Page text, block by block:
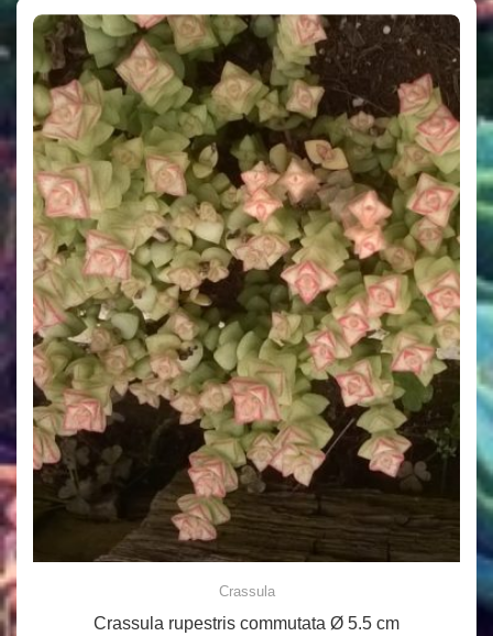
Crassula
Crassula rupestris commutata Ø 5.5 cm